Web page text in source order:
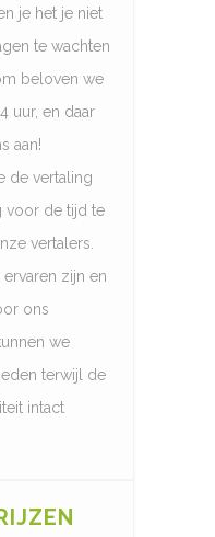
je het je niet
te wachten
beloven we
uur, en daar
aan!
de vertaling
voor de tijd te
vertalers.
zijn en
ons
we
terwijl de
intact